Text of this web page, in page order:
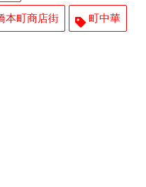
本町商店街 町中華